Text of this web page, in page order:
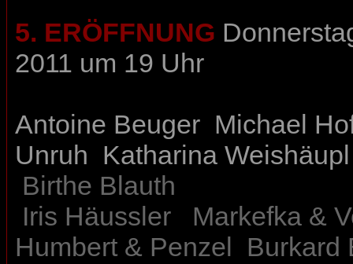
5. ERÖFFNUNG
2011 um 19 Uhr
Antoine Beuger Michael
Unruh Katharina Weishäupl
Birthe Blauth
Iris Häussler
Markefka &
Humbert & Penzel
Burkard